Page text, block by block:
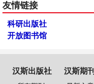
友情链接
科研出版社
开放图书馆
汉斯出版社 汉斯期刊